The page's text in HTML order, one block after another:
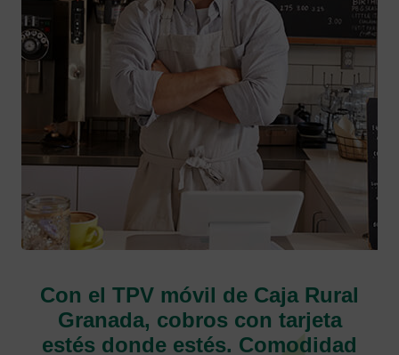
Con el TPV móvil de Caja Rural
Granada, cobros con tarjeta
estés donde estés. Comodidad